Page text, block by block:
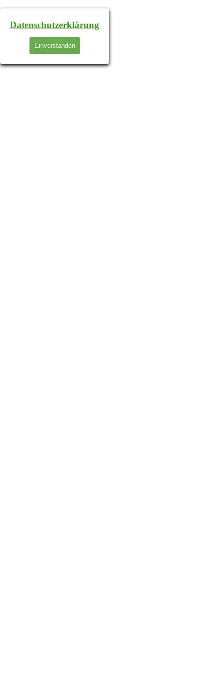
Datenschutzerklärung
Einverstanden